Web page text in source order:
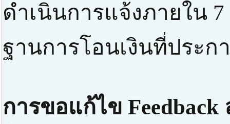
ดำเนินการแจ้งภายใน
ฐานการโอนเงินที่ประก
การขอแก้ไข Feedback